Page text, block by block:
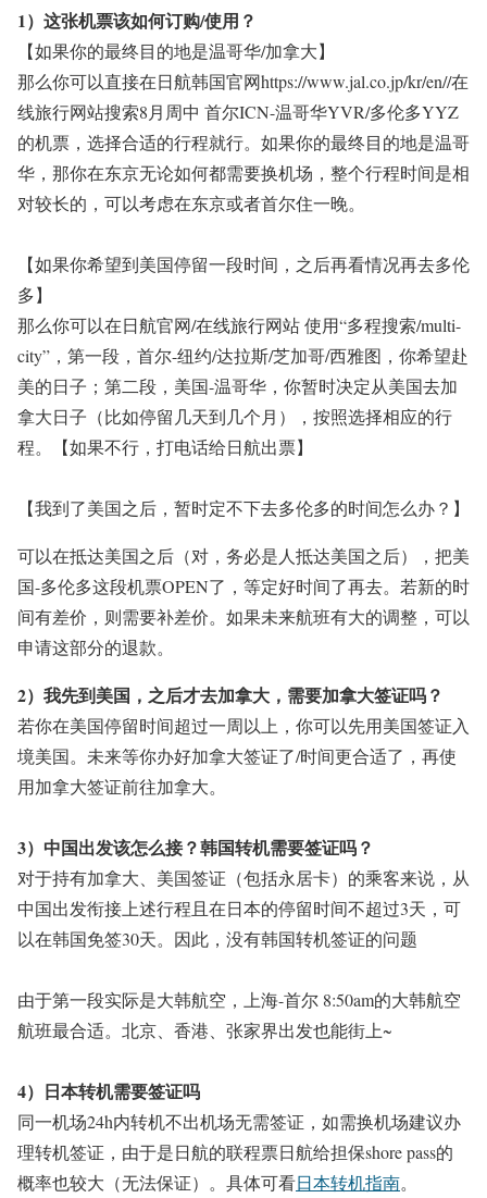
1）这张机票该如何订购/使用？
【如果你的最终目的地是温哥华/加拿大】
那么你可以直接在日航韩国官网https://www.jal.co.jp/kr/en//在
线旅行网站搜索8月周中 首尔ICN-温哥华YVR/多伦多YYZ
的机票，选择合适的行程就行。如果你的最终目的地是温哥
华，那你在东京无论如何都需要换机场，整个行程时间是相
对较长的，可以考虑在东京或者首尔住一晚。
【如果你希望到美国停留一段时间，之后再看情况再去多伦
多】
那么你可以在日航官网/在线旅行网站 使用“多程搜索/multi-
city”，第一段，首尔-纽约/达拉斯/芝加哥/西雅图，你希望赴
美的日子；第二段，美国-温哥华，你暂时决定从美国去加
拿大日子（比如停留几天到几个月），按照选择相应的行
程。【如果不行，打电话给日航出票】
【我到了美国之后，暂时定不下去多伦多的时间怎么办？】
可以在抵达美国之后（对，务必是人抵达美国之后），把美
国-多伦多这段机票OPEN了，等定好时间了再去。若新的时
间有差价，则需要补差价。如果未来航班有大的调整，可以
申请这部分的退款。
2）我先到美国，之后才去加拿大，需要加拿大签证吗？
若你在美国停留时间超过一周以上，你可以先用美国签证入
境美国。未来等你办好加拿大签证了/时间更合适了，再使
用加拿大签证前往加拿大。
3）中国出发该怎么接？韩国转机需要签证吗？
对于持有加拿大、美国签证（包括永居卡）的乘客来说，从
中国出发衔接上述行程且在日本的停留时间不超过3天，可
以在韩国免签30天。 因此，没有韩国转机签证的问题
由于第一段实际是大韩航空，上海-首尔 8:50am的大韩航空
航班最合适。北京、香港、张家界出发也能街上~
4）日本转机需要签证吗
同一机场24h内转机不出机场无需签证，如需换机场建议办
理转机签证，由于是日航的联程票日航给担保shore pass的
概率也较大（无法保证）。具体可看日本转机指南。